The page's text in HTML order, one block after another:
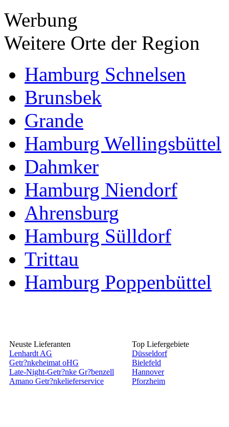
Werbung
Weitere Orte der Region
Hamburg Schnelsen
Brunsbek
Grande
Hamburg Wellingsbüttel
Dahmker
Hamburg Niendorf
Ahrensburg
Hamburg Sülldorf
Trittau
Hamburg Poppenbüttel
Neuste Lieferanten
Lenhardt AG
Getr?nkeheimat oHG
Late-Night-Getr?nke Gr?benzell
Amano Getr?nkelieferservice
Top Liefergebiete
Düsseldorf
Bielefeld
Hannover
Pforzheim